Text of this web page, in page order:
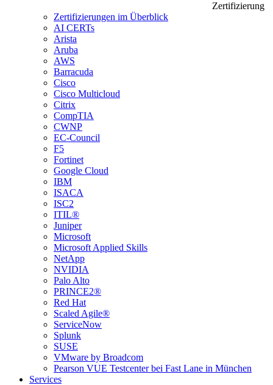
Zertifizierung
Zertifizierungen im Überblick
AI CERTs
Arista
Aruba
AWS
Barracuda
Cisco
Cisco Multicloud
Citrix
CompTIA
CWNP
EC-Council
F5
Fortinet
Google Cloud
IBM
ISACA
ISC2
ITIL®
Juniper
Microsoft
Microsoft Applied Skills
NetApp
NVIDIA
Palo Alto
PRINCE2®
Red Hat
Scaled Agile®
ServiceNow
Splunk
SUSE
VMware by Broadcom
Pearson VUE Testcenter bei Fast Lane in München
Services